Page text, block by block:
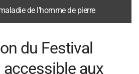
de l’homme de pierre
du Festival
aux